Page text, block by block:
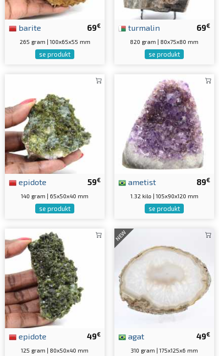
69€
barite
265 gram | 100x65x55 mm
se produkt
69€
turmalin
820 gram | 80x75x80 mm
se produkt
59€
epidote
140 gram | 65x50x40 mm
se produkt
89€
ametist
1.32 kilo | 105x90x120 mm
se produkt
49€
epidote
125 gram | 80x50x40 mm
NEW
49€
agat
310 gram | 175x125x6 mm